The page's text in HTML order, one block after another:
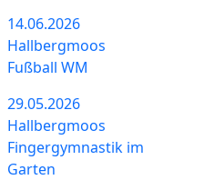
14.06.2026
Hallbergmoos
Fußball WM
29.05.2026
Hallbergmoos
Fingergymnastik im
Garten